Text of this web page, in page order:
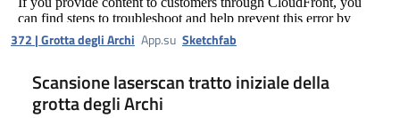
372 | Grotta degli Archi App.su Sketchfab
Scansione laserscan tratto iniziale della
grotta degli Archi